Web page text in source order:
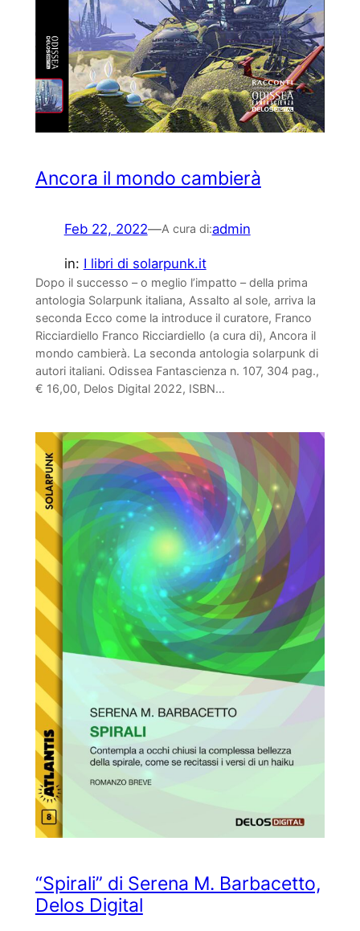
Ancora il mondo cambierà
Feb 22, 2022—A cura di:admin
in: I libri di solarpunk.it
Dopo il successo – o meglio l’impatto – della prima
antologia Solarpunk italiana, Assalto al sole, arriva la
seconda Ecco come la introduce il curatore, Franco
Ricciardiello Franco Ricciardiello (a cura di), Ancora il
mondo cambierà. La seconda antologia solarpunk di
autori italiani. Odissea Fantascienza n. 107, 304 pag.,
€ 16,00, Delos Digital 2022, ISBN…
“Spirali” di Serena M. Barbacetto,
Delos Digital